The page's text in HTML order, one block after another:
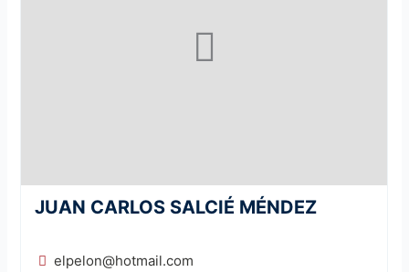
JUAN CARLOS SALCIÉ MÉNDEZ
elpelon@hotmail.com